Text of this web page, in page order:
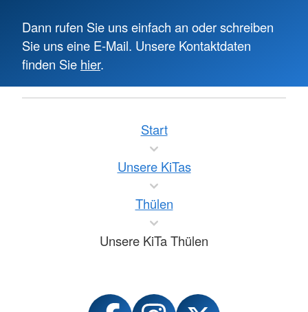
Dann rufen Sie uns einfach an oder schreiben
Sie uns eine E-Mail. Unsere Kontaktdaten
finden Sie hier.
Start
Unsere KiTas
Thülen
Unsere KiTa Thülen